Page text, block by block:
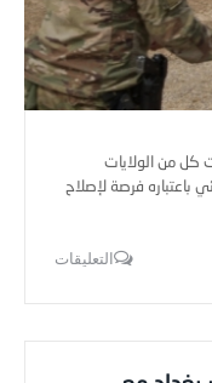
كل من الولايات
باعتباره فرصة لإصلاح
التعليقات